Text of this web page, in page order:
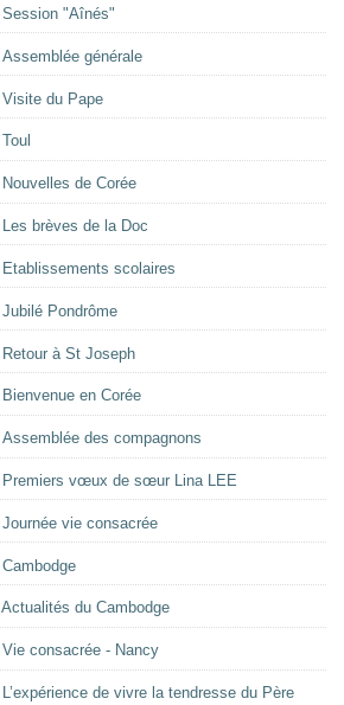
Session "Aînés"
Assemblée générale
Visite du Pape
Toul
Nouvelles de Corée
Les brèves de la Doc
Etablissements scolaires
Jubilé Pondrôme
Retour à St Joseph
Bienvenue en Corée
Assemblée des compagnons
Premiers vœux de sœur Lina LEE
Journée vie consacrée
Cambodge
Actualités du Cambodge
Vie consacrée - Nancy
L’expérience de vivre la tendresse du Père